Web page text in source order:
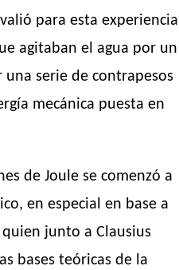
para esta experiencia
agitaban el agua por un
serie de contrapesos
mecánica puesta en
de Joule se comenzó a
en especial en base a
junto a Clausius
bases teóricas de la